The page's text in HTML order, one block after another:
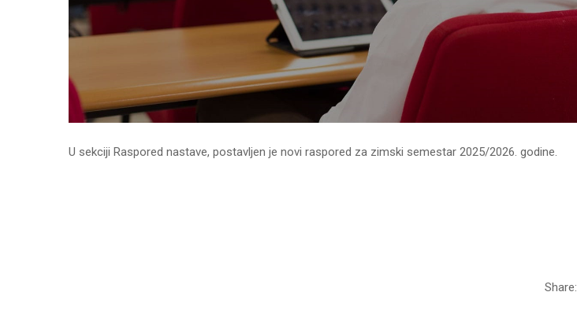
U sekciji Raspored nastave, postavljen je novi raspored za zimski semestar 2025/2026. godine.
Share: